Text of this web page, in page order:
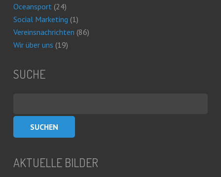
Oceansport(24)
Social Marketing (1)
Vereinsnachrichten (86)
Wir über uns (19)
SUCHE
AKTUELLE BILDER